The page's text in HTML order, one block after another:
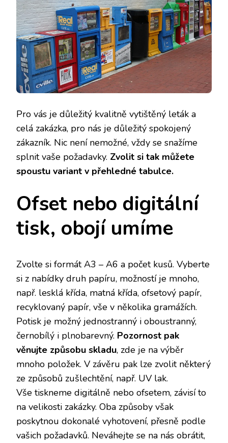
Pro vás je důležitý kvalitně vytištěný leták a
celá zakázka, pro nás je důležitý spokojený
zákazník. Nic není nemožné, vždy se snažíme
splnit vaše požadavky. Zvolit si tak můžete
spoustu variant v přehledné tabulce.
Ofset nebo digitální
tisk, obojí umíme
Zvolte si formát A3 – A6 a počet kusů. Vyberte
si z nabídky druh papíru, možností je mnoho,
např. lesklá křída, matná křída, ofsetový papír,
recyklovaný papír, vše v několika gramážích.
Potisk je možný jednostranný i oboustranný,
černobílý i plnobarevný. Pozornost pak
věnujte způsobu skladu, zde je na výběr
mnoho položek. V závěru pak lze zvolit některý
ze způsobů zušlechtění, např. UV lak.
Vše tiskneme digitálně nebo ofsetem, závisí to
na velikosti zakázky. Oba způsoby však
poskytnou dokonalé vyhotovení, přesně podle
vašich požadavků. Neváhejte se na nás obrátit,